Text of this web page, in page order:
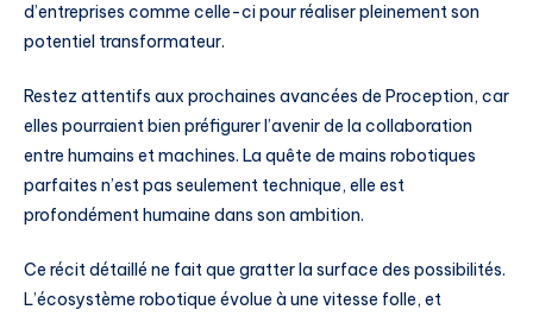
d’entreprises comme celle-ci pour réaliser pleinement son
potentiel transformateur.
Restez attentifs aux prochaines avancées de Proception, car
elles pourraient bien préfigurer l’avenir de la collaboration
entre humains et machines. La quête de mains robotiques
parfaites n’est pas seulement technique, elle est
profondément humaine dans son ambition.
Ce récit détaillé ne fait que gratter la surface des possibilités.
L’écosystème robotique évolue à une vitesse folle, et